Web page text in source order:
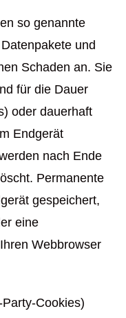
so genannte
und
Schaden an. Sie
für die Dauer
oder dauerhaft
Endgerät
nach Ende
Permanente
gespeichert,
eine
Webbrowser
Cookies)